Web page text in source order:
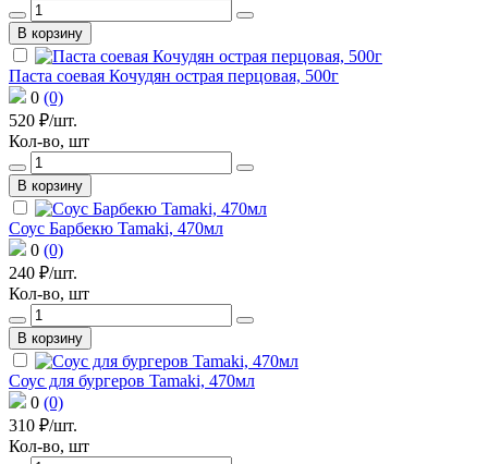
В корзину
Паста соевая Кочудян острая перцовая, 500г
0 (0)
520 ₽/шт.
Кол-во, шт
В корзину
Соус Барбекю Tamaki, 470мл
0 (0)
240 ₽/шт.
Кол-во, шт
В корзину
Соус для бургеров Tamaki, 470мл
0 (0)
310 ₽/шт.
Кол-во, шт